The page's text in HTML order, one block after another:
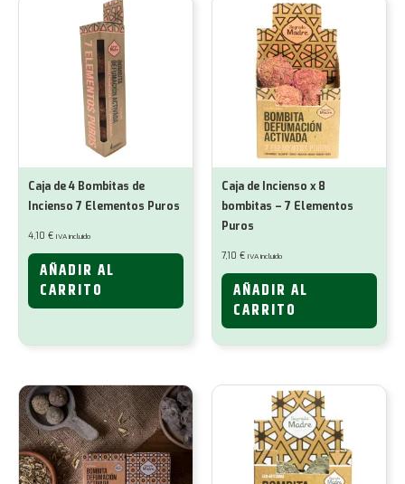
Caja de 4 Bombitas de
Incienso 7 Elementos Puros
4,10 € IVA incluido
AÑADIR AL
CARRITO
Caja de Incienso x 8
bombitas – 7 Elementos
Puros
7,10 € IVA incluido
AÑADIR AL
CARRITO